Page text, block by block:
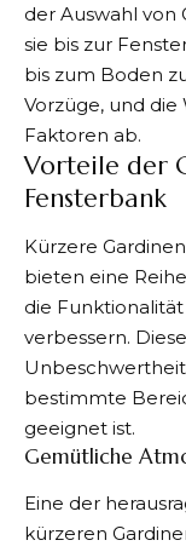
der Auswahl von
sie bis zur
bis zum Boden
Vorzüge, und
Faktoren ab.
Vorteile der
Fensterbank
Kürzere
bieten eine
die
verbessern.
bestimmte
geeignet ist.
Gemütliche
Eine der
kürzeren